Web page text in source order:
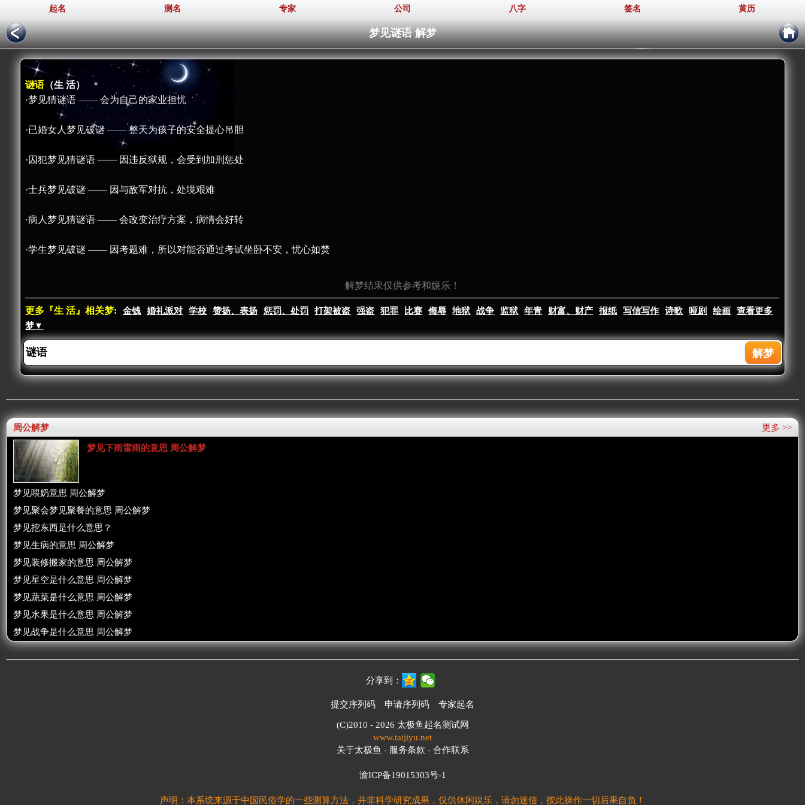
起名 测名 专家 公司 八字 签名 黄历
梦见谜语 解梦
谜语（生 活）
·梦见猜谜语 —— 会为自己的家业担忧
·已婚女人梦见破谜 —— 整天为孩子的安全提心吊胆
·囚犯梦见猜谜语 —— 因违反狱规，会受到加刑惩处
·士兵梦见破谜 —— 因与敌军对抗，处境艰难
·病人梦见猜谜语 —— 会改变治疗方案，病情会好转
·学生梦见破谜 —— 因考题难，所以对能否通过考试坐卧不安，忧心如焚
解梦结果仅供参考和娱乐！
更多『生 活』相关梦: 金钱 婚礼派对 学校 赞扬、表扬 惩罚、处罚 打架被盗 强盗 犯罪 比赛 侮辱 地狱 战争 监狱 年青 财富、财产 报纸 写信写作 诗歌 哑剧 绘画
查看更多
梦▼
更多 >>
周公解梦
梦见下雨雷雨的意思 周公解梦
梦见喂奶意思 周公解梦
梦见聚会梦见聚餐的意思 周公解梦
梦见挖东西是什么意思？
梦见生病的意思 周公解梦
梦见装修搬家的意思 周公解梦
梦见星空是什么意思 周公解梦
梦见蔬菜是什么意思 周公解梦
梦见水果是什么意思 周公解梦
梦见战争是什么意思 周公解梦
分享到：
提交序列码 申请序列码 专家起名
(C)2010 - 2026 太极鱼起名测试网
www.taijiyu.net
关于太极鱼 - 服务条款 - 合作联系
渝ICP备19015303号-1
声明：本系统来源于中国民俗学的一些测算方法，并非科学研究成果，仅供休闲娱乐，请勿迷信，按此操作一切后果自负！